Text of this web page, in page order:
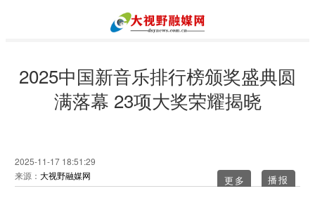
2025中国新音乐排行榜颁奖盛典圆
满落幕 23项大奖荣耀揭晓
2025-11-17 18:51:29
来源： 大视野融媒网 更多